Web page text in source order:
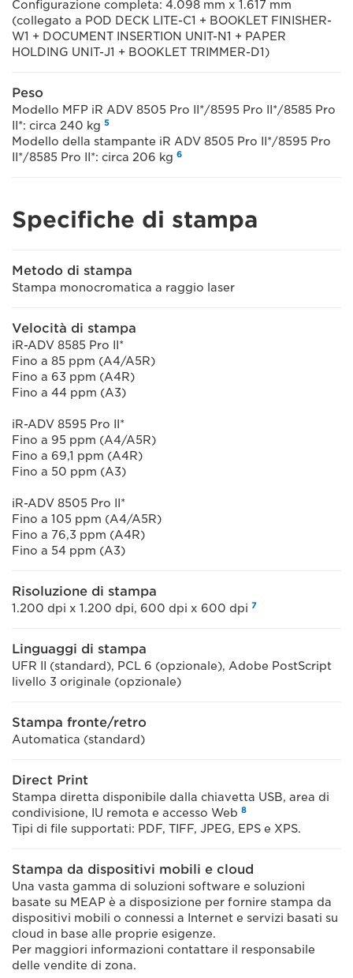
Configurazione completa: 4.098 mm x 1.617 mm
(collegato a POD DECK LITE-C1 + BOOKLET FINISHER-
W1 + DOCUMENT INSERTION UNIT-N1 + PAPER
HOLDING UNIT-J1 + BOOKLET TRIMMER-D1)
Peso
Modello MFP iR ADV 8505 Pro II*/8595 Pro II*/8585 Pro
II*: circa 240 kg 5
Modello della stampante iR ADV 8505 Pro II*/8595 Pro
II*/8585 Pro II*: circa 206 kg 6
Specifiche di stampa
Metodo di stampa
Stampa monocromatica a raggio laser
Velocità di stampa
iR-ADV 8585 Pro II*
Fino a 85 ppm (A4/A5R)
Fino a 63 ppm (A4R)
Fino a 44 ppm (A3)
iR-ADV 8595 Pro II*
Fino a 95 ppm (A4/A5R)
Fino a 69,1 ppm (A4R)
Fino a 50 ppm (A3)
iR-ADV 8505 Pro II*
Fino a 105 ppm (A4/A5R)
Fino a 76,3 ppm (A4R)
Fino a 54 ppm (A3)
Risoluzione di stampa
1.200 dpi x 1.200 dpi, 600 dpi x 600 dpi 7
Linguaggi di stampa
UFR II (standard), PCL 6 (opzionale), Adobe PostScript
livello 3 originale (opzionale)
Stampa fronte/retro
Automatica (standard)
Direct Print
Stampa diretta disponibile dalla chiavetta USB, area di
condivisione, IU remota e accesso Web 8
Tipi di file supportati: PDF, TIFF, JPEG, EPS e XPS.
Stampa da dispositivi mobili e cloud
Una vasta gamma di soluzioni software e soluzioni
basate su MEAP è a disposizione per fornire stampa da
dispositivi mobili o connessi a Internet e servizi basati su
cloud in base alle proprie esigenze.
Per maggiori informazioni contattare il responsabile
delle vendite di zona.